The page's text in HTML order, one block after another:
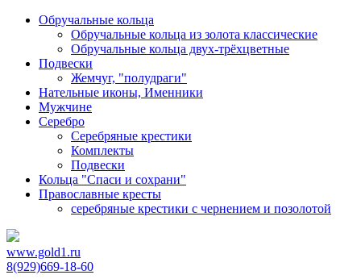
Обручальные кольца
Обручальные кольца из золота классические
Обручальные кольца двух-трёхцветные
Подвески
Жемчуг, "полудраги"
Нательные иконы, Именники
Мужчине
Серебро
Серебряные крестики
Комплекты
Подвески
Кольца "Спаси и сохрани"
Православные кресты
cеребряные крестики с чернением и позолотой
www.gold1.ru
8(929)669-18-60